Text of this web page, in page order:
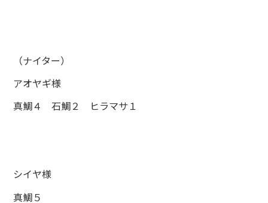
（ナイター）
アオヤギ様
真鯛４ 石鯛２ ヒラマサ１
シイヤ様
真鯛５